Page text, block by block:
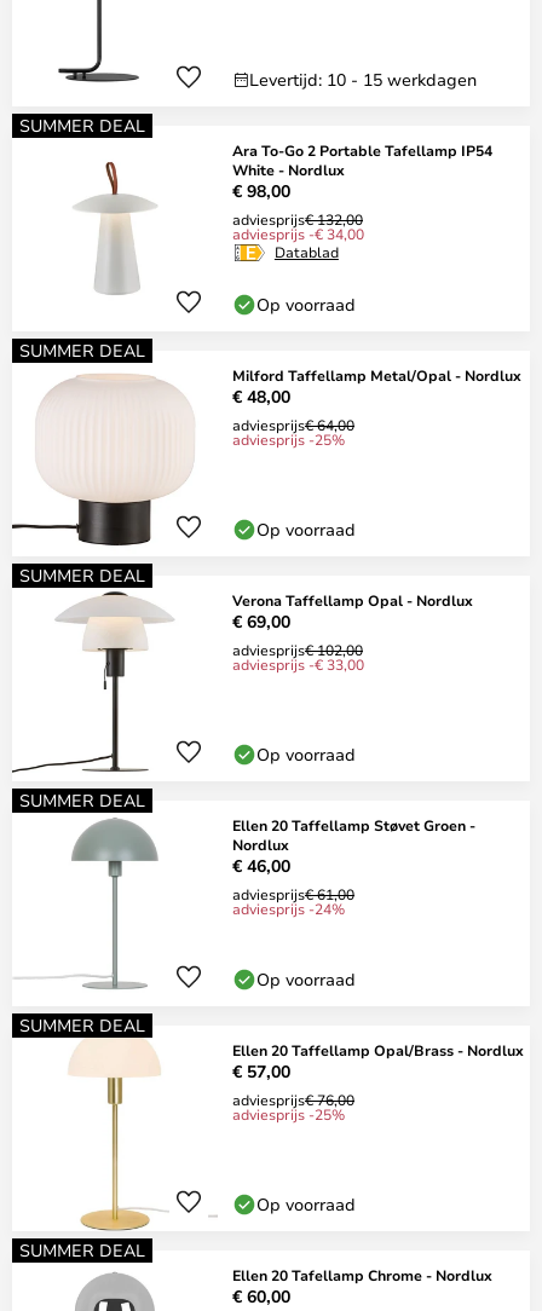
Levertijd: 10 - 15 werkdagen
SUMMER DEAL
Ara To-Go 2 Portable Tafellamp IP54
White - Nordlux
€ 98,00
adviesprijs€ 132,00
adviesprijs -€ 34,00
Datablad
Op voorraad
SUMMER DEAL
Milford Taffellamp Metal/Opal - Nordlux
€ 48,00
adviesprijs€ 64,00
adviesprijs -25%
Op voorraad
SUMMER DEAL
Verona Taffellamp Opal - Nordlux
€ 69,00
adviesprijs€ 102,00
adviesprijs -€ 33,00
Op voorraad
SUMMER DEAL
Ellen 20 Taffellamp Støvet Groen -
Nordlux
€ 46,00
adviesprijs€ 61,00
adviesprijs -24%
Op voorraad
SUMMER DEAL
Ellen 20 Taffellamp Opal/Brass - Nordlux
€ 57,00
adviesprijs€ 76,00
adviesprijs -25%
Op voorraad
SUMMER DEAL
Ellen 20 Tafellamp Chrome - Nordlux
€ 60,00